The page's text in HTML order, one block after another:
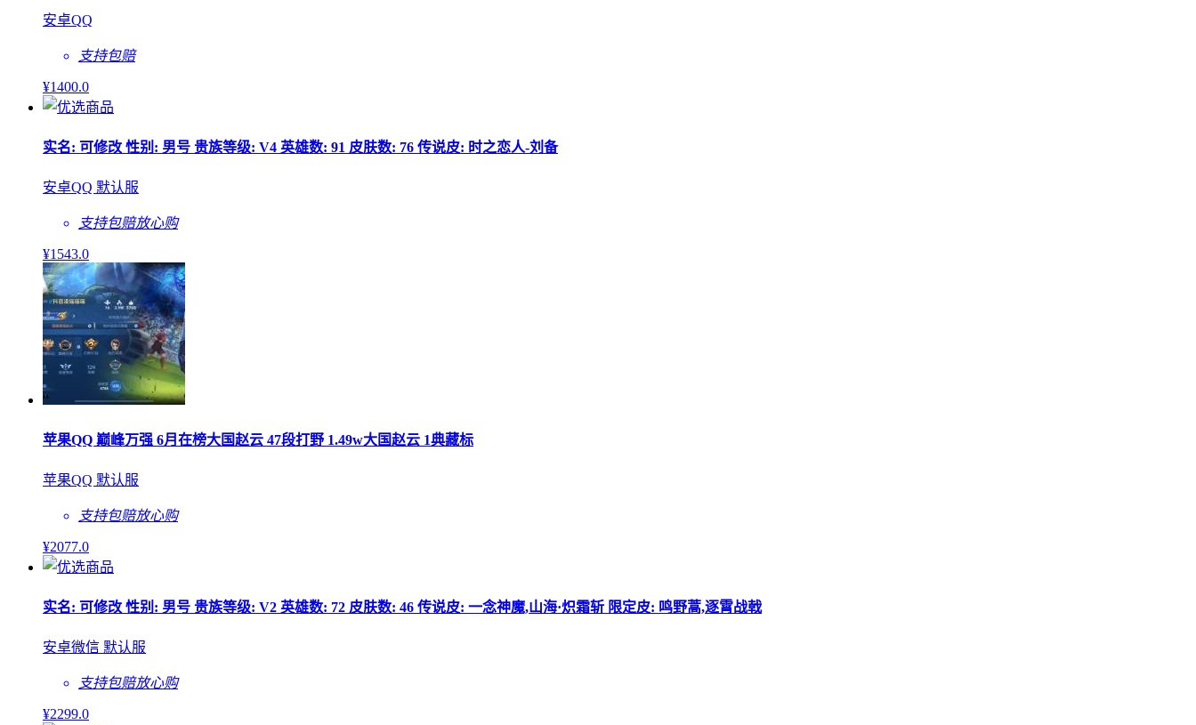
安卓QQ
支持包赔
¥1400.0
实名: 可修改 性别: 男号 贵族等级: V4 英雄数: 91 皮肤数: 76 传说皮: 时之恋人-刘备
安卓QQ 默认服
支持包赔放心购
¥1543.0
苹果QQ 巅峰万强 6月在榜大国赵云 47段打野 1.49w大国赵云 1典藏标
苹果QQ 默认服
支持包赔放心购
¥2077.0
实名: 可修改 性别: 男号 贵族等级: V2 英雄数: 72 皮肤数: 46 传说皮: 一念神魔,山海·炽霜斩 限定皮: 鸣野蒿,逐霄战戟
安卓微信 默认服
支持包赔放心购
¥2299.0